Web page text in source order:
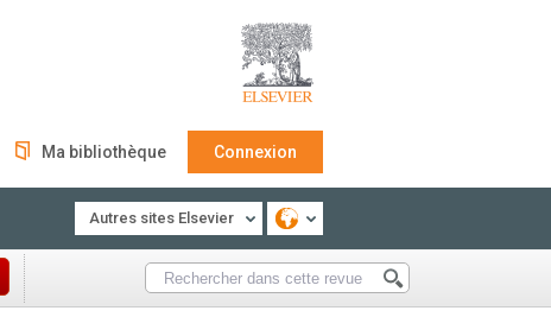
Ma bibliothèque Connexion
Autres sites Elsevier